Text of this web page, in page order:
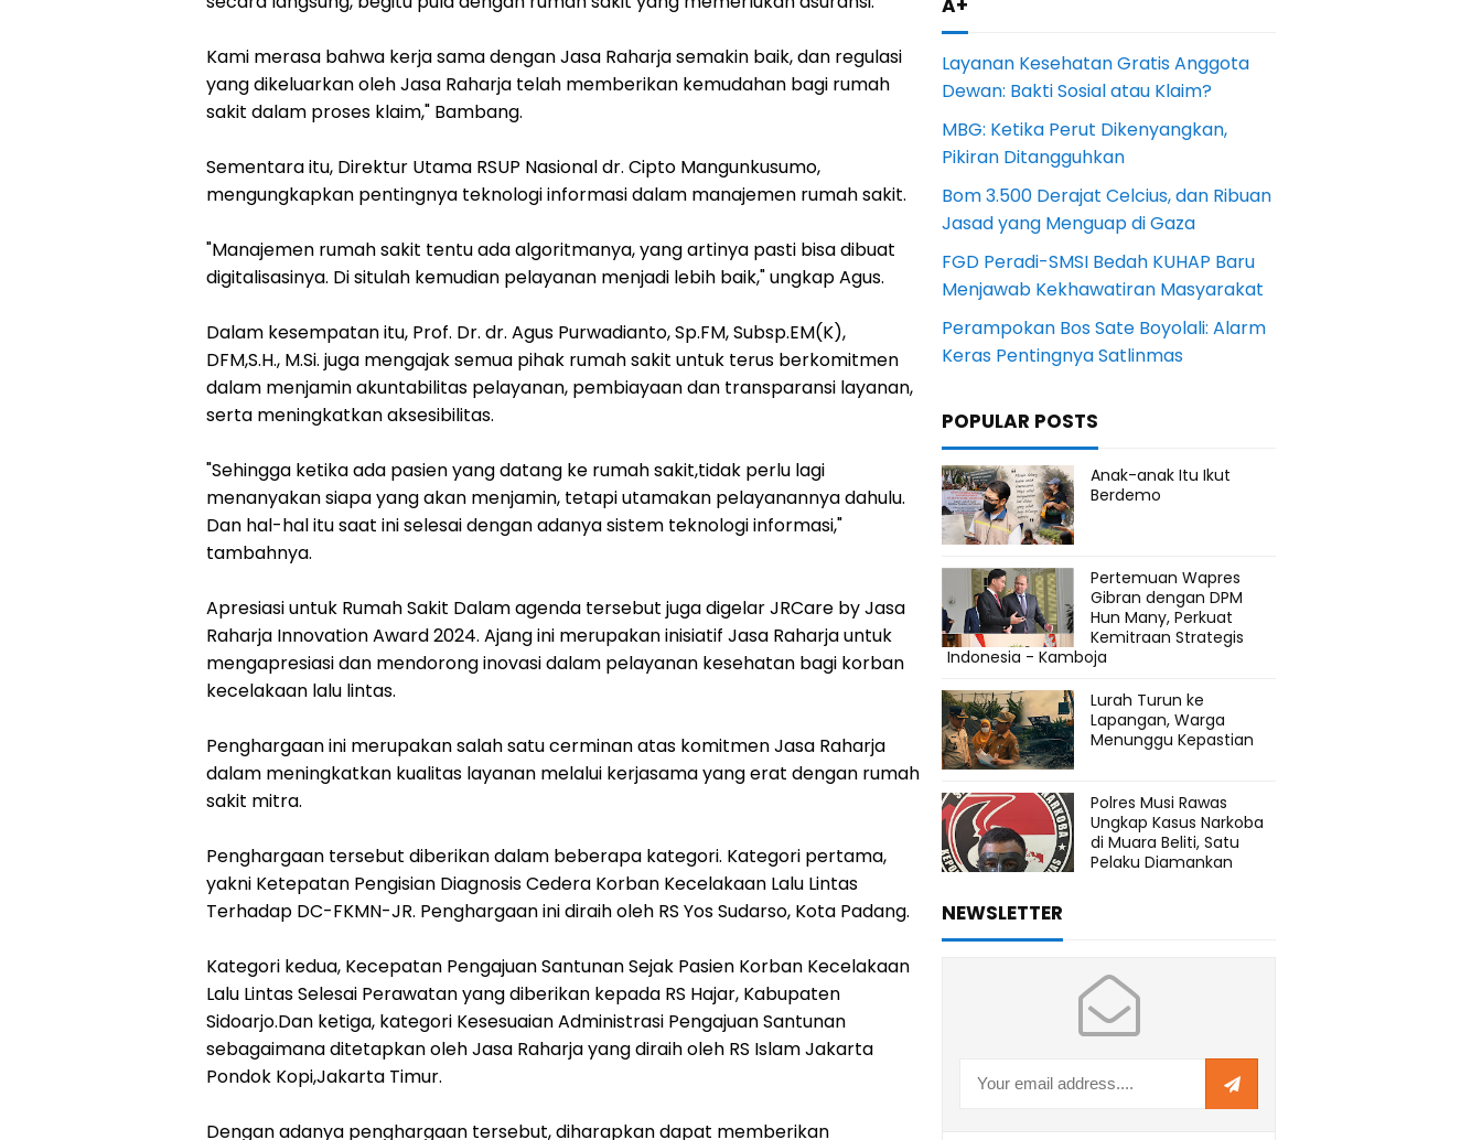
Kami merasa bahwa kerja sama dengan Jasa Raharja semakin baik, dan regulasi
yang dikeluarkan oleh Jasa Raharja telah memberikan kemudahan bagi rumah
sakit dalam proses klaim," Bambang.
Sementara itu, Direktur Utama RSUP Nasional dr. Cipto Mangunkusumo,
mengungkapkan pentingnya teknologi informasi dalam manajemen rumah sakit.
"Manajemen rumah sakit tentu ada algoritmanya, yang artinya pasti bisa dibuat
digitalisasinya. Di situlah kemudian pelayanan menjadi lebih baik," ungkap Agus.
Dalam kesempatan itu, Prof. Dr. dr. Agus Purwadianto, Sp.FM, Subsp.EM(K),
DFM,S.H., M.Si. juga mengajak semua pihak rumah sakit untuk terus berkomitmen
dalam menjamin akuntabilitas pelayanan, pembiayaan dan transparansi layanan,
serta meningkatkan aksesibilitas.
"Sehingga ketika ada pasien yang datang ke rumah sakit,tidak perlu lagi
menanyakan siapa yang akan menjamin, tetapi utamakan pelayanannya dahulu.
Dan hal-hal itu saat ini selesai dengan adanya sistem teknologi informasi,"
tambahnya.
Apresiasi untuk Rumah Sakit Dalam agenda tersebut juga digelar JRCare by Jasa
Raharja Innovation Award 2024. Ajang ini merupakan inisiatif Jasa Raharja untuk
mengapresiasi dan mendorong inovasi dalam pelayanan kesehatan bagi korban
kecelakaan lalu lintas.
Penghargaan ini merupakan salah satu cerminan atas komitmen Jasa Raharja
dalam meningkatkan kualitas layanan melalui kerjasama yang erat dengan rumah
sakit mitra.
Penghargaan tersebut diberikan dalam beberapa kategori. Kategori pertama,
yakni Ketepatan Pengisian Diagnosis Cedera Korban Kecelakaan Lalu Lintas
Terhadap DC-FKMN-JR. Penghargaan ini diraih oleh RS Yos Sudarso, Kota Padang.
Kategori kedua, Kecepatan Pengajuan Santunan Sejak Pasien Korban Kecelakaan
Lalu Lintas Selesai Perawatan yang diberikan kepada RS Hajar, Kabupaten
Sidoarjo.Dan ketiga, kategori Kesesuaian Administrasi Pengajuan Santunan
sebagaimana ditetapkan oleh Jasa Raharja yang diraih oleh RS Islam Jakarta
Pondok Kopi,Jakarta Timur.
Dengan adanya penghargaan tersebut, diharapkan dapat memberikan
A+
Layanan Kesehatan Gratis Anggota
Dewan: Bakti Sosial atau Klaim?
MBG: Ketika Perut Dikenyangkan,
Pikiran Ditangguhkan
Bom 3.500 Derajat Celcius, dan Ribuan
Jasad yang Menguap di Gaza
FGD Peradi-SMSI Bedah KUHAP Baru
Menjawab Kekhawatiran Masyarakat
Perampokan Bos Sate Boyolali: Alarm
Keras Pentingnya Satlinmas
POPULAR POSTS
Anak-anak Itu Ikut
Berdemo
Pertemuan Wapres
Gibran dengan DPM
Hun Many, Perkuat
Kemitraan Strategis
Indonesia - Kamboja
Lurah Turun ke
Lapangan, Warga
Menunggu Kepastian
Polres Musi Rawas
Ungkap Kasus Narkoba
di Muara Beliti, Satu
Pelaku Diamankan
NEWSLETTER